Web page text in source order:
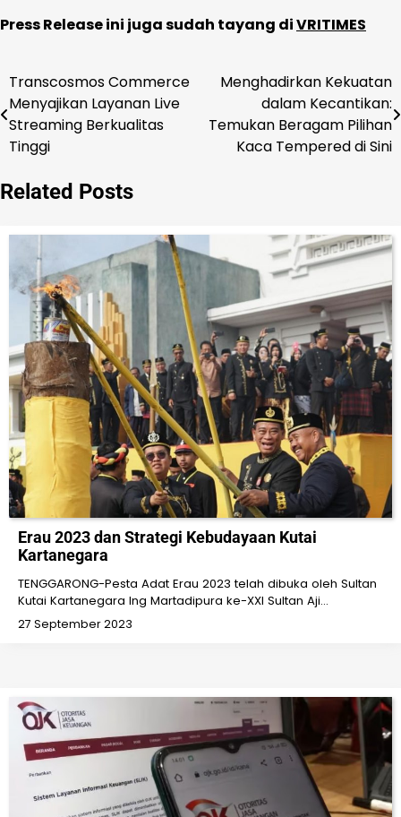
Press Release ini juga sudah tayang diVRITIMES
Navigasi
pos
Transcosmos Commerce
Menyajikan Layanan Live
Streaming Berkualitas
Tinggi
Menghadirkan Kekuatan
dalam Kecantikan:
Temukan Beragam Pilihan
Kaca Tempered di Sini
Related Posts
Erau 2023 dan Strategi Kebudayaan Kutai
Kartanegara
TENGGARONG-Pesta Adat Erau 2023 telah dibuka oleh Sultan
Kutai Kartanegara Ing Martadipura ke-XXI Sultan Aji…
27 September 2023